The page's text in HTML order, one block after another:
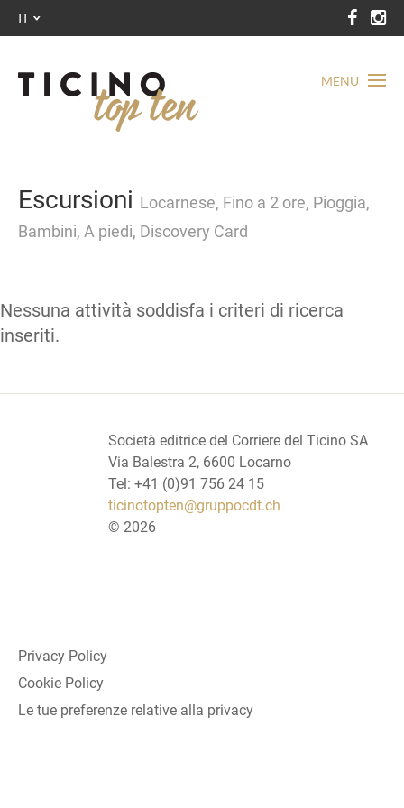
MENU
IT
Escursioni Locarnese, Fino a 2 ore, Pioggia,
Bambini, A piedi, Discovery Card
Nessuna attività soddisfa i criteri di ricerca
inseriti.
Società editrice del Corriere del Ticino SA
Via Balestra 2, 6600 Locarno
Tel: +41 (0)91 756 24 15
ticinotopten@gruppocdt.ch
© 2026
Privacy Policy
Cookie Policy
Le tue preferenze relative alla privacy